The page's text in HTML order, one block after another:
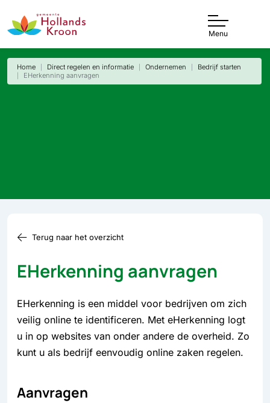
Menu
Home Direct regelen en informatie Ondernemen
Bedrijf starten
EHerkenning aanvragen
Terug naar het overzicht
EHerkenning aanvragen
EHerkenning is een middel voor bedrijven om zich
veilig online te identificeren. Met eHerkenning logt
u in op websites van onder andere de overheid. Zo
kunt u als bedrijf eenvoudig online zaken regelen.
Aanvragen